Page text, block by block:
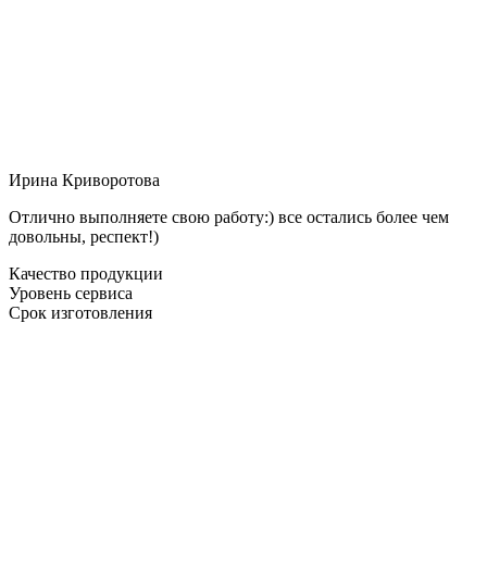
Ирина Криворотова
Отлично выполняете свою работу:) все остались более чем
довольны, респект!)
Качество продукции
Уровень сервиса
Срок изготовления